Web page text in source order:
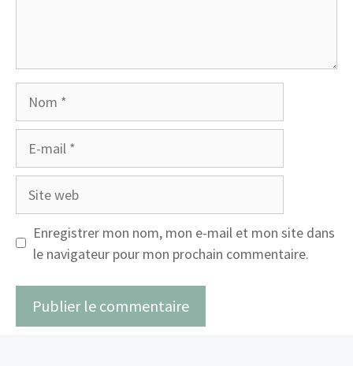
Site
Enregistrer mon nom, mon e-mail et mon site dans
le navigateur pour mon prochain commentaire.